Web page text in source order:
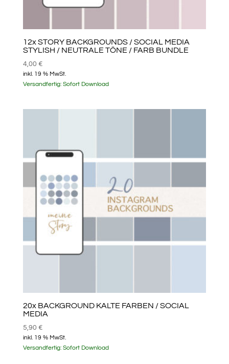
12x STORY BACKGROUNDS / SOCIAL MEDIA
STYLISH / NEUTRALE TÖNE / FARB BUNDLE
4,00 €
inkl. 19 % MwSt.
Versandfertig: Sofort Download
20x BACKGROUND KALTE FARBEN / SOCIAL
MEDIA
5,90 €
inkl. 19 % MwSt.
Versandfertig: Sofort Download